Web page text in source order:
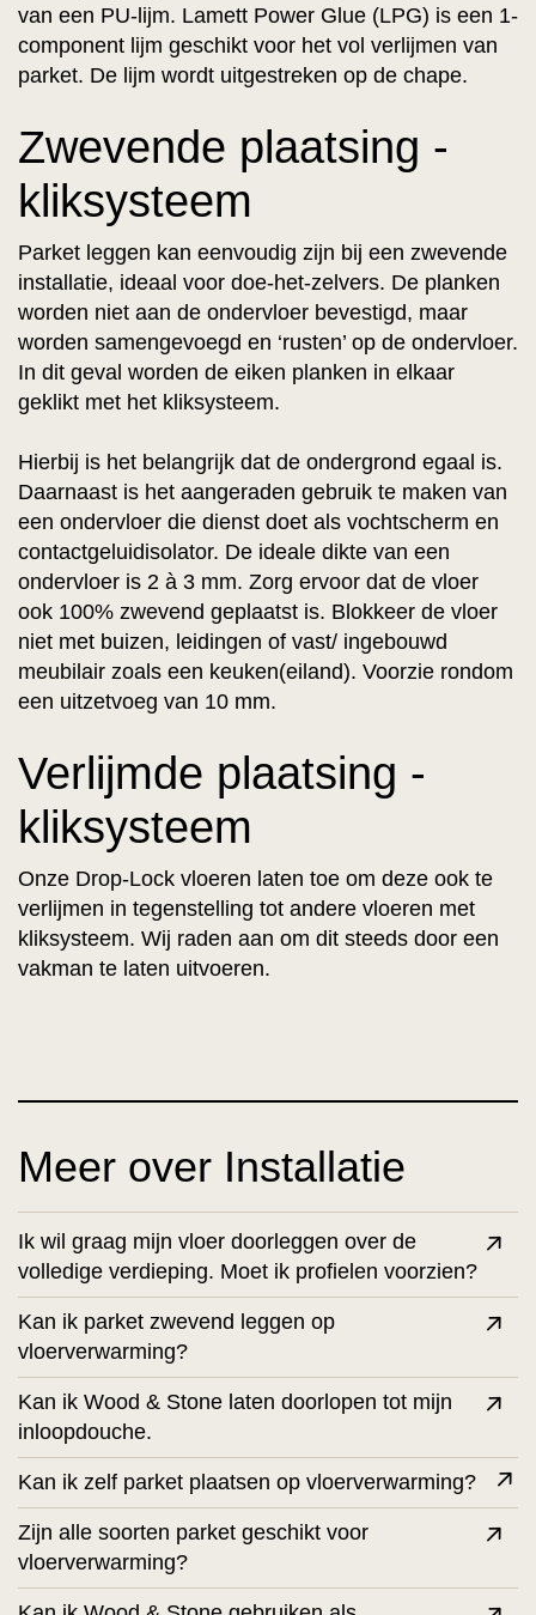
van een PU-lijm. Lamett Power Glue (LPG) is een 1-
component lijm geschikt voor het vol verlijmen van
parket. De lijm wordt uitgestreken op de chape.
Zwevende plaatsing -
kliksysteem
Parket leggen kan eenvoudig zijn bij een zwevende
installatie, ideaal voor doe-het-zelvers. De planken
worden niet aan de ondervloer bevestigd, maar
worden samengevoegd en ‘rusten’ op de ondervloer.
In dit geval worden de eiken planken in elkaar
geklikt met het kliksysteem.
Hierbij is het belangrijk dat de ondergrond egaal is.
Daarnaast is het aangeraden gebruik te maken van
een ondervloer die dienst doet als vochtscherm en
contactgeluidisolator. De ideale dikte van een
ondervloer is 2 à 3 mm. Zorg ervoor dat de vloer
ook 100% zwevend geplaatst is. Blokkeer de vloer
niet met buizen, leidingen of vast/ ingebouwd
meubilair zoals een keuken(eiland). Voorzie rondom
een uitzetvoeg van 10 mm.
Verlijmde plaatsing -
kliksysteem
Onze Drop-Lock vloeren laten toe om deze ook te
verlijmen in tegenstelling tot andere vloeren met
kliksysteem. Wij raden aan om dit steeds door een
vakman te laten uitvoeren.
Meer over Installatie
Ik wil graag mijn vloer doorleggen over de
volledige verdieping. Moet ik profielen voorzien?
Kan ik parket zwevend leggen op
vloerverwarming?
Kan ik Wood & Stone laten doorlopen tot mijn
inloopdouche.
Kan ik zelf parket plaatsen op vloerverwarming?
Zijn alle soorten parket geschikt voor
vloerverwarming?